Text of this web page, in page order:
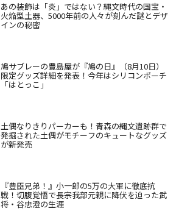
あの装飾は「炎」ではない？縄文時代の国宝・
火焔型土器、5000年前の人々が刻んだ謎とデザ
インの秘密
鳩サブレーの豊島屋が『鳩の日』（8月10日）
限定グッズ詳細を発表！今年はシリコンポーチ
「はとっこ」
土偶なりきりパーカーも！青森の縄文遺跡群で
発掘された土偶がモチーフのキュートなグッズ
が新発売
『豊臣兄弟！』小一郎の5万の大軍に徹底抗
戦！切腹覚悟で長宗我部元親に降伏を迫った武
将・谷忠澄の生涯